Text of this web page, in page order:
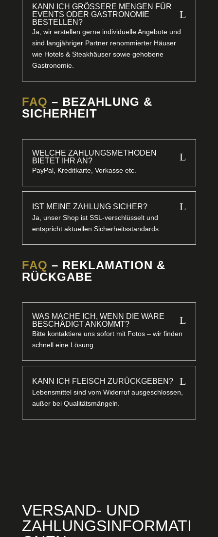
KANN ICH GRÖSSERE MENGEN FÜR E
VENTS ODER GASTRONOMIE B
ESTELLEN?
L
Ja, wir erstellen gerne individuelle Angebote und
sind langjähriger Partner renommierter Häuser
wie Hotels & Steakhäuser sowie gehobene
Gastronomie.
FAQ – BEZAHLUNG &
SICHERHEIT
WELCHE ZAHLUNGSMETHODEN
BIETET IHR AN?
L
PayPal, Kreditkarte, Vorkasse etc.
IST MEINE ZAHLUNG SICHER? L
Ja, unser Shop ist SSL-verschlüsselt und
entspricht aktuellen Sicherheitsstandards.
FAQ – REKLAMATION &
RÜCKGABE
WAS MACHE ICH, WENN DIE WARE
BESCHÄDIGT ANKOMMT?
L
Bitte kontaktiere uns sofort mit Fotos – wir finden
schnell eine Lösung.
KANN ICH FLEISCH ZURÜCKGEBEN? L
Lebensmittel sind vom Widerruf ausgeschlossen,
außer bei Qualitätsmängeln.
VERSAND- UND
ZAHLUNGSINFORMATI